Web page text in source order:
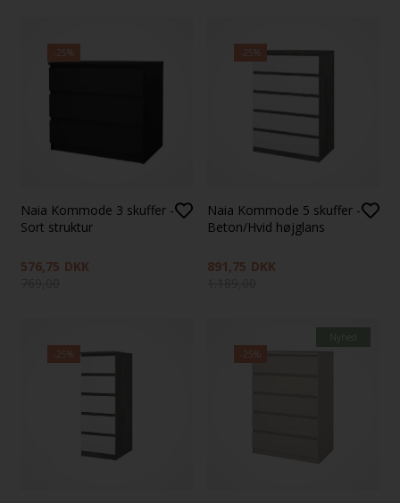
-25%
Naia Kommode 3 skuffer -
Sort struktur
576,75 DKK
-25%
Naia Kommode 5 skuffer -
Beton/Hvid højglans
891,75 DKK
-25%
-25%